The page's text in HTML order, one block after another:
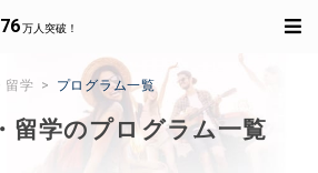
76万人突破！
留学 プログラム一覧
留学のプログラム一覧